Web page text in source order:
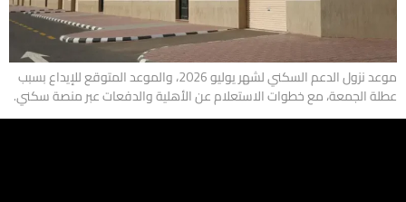
موعد نزول الدعم السكني لشهر يوليو 2026، والموعد المتوقع للإيداع بسبب
عطلة الجمعة، مع خطوات الاستعلام عن الأهلية والدفعات عبر منصة سكني.